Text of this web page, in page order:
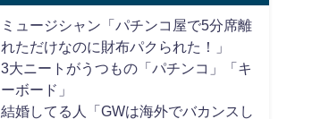
ミュージシャン「パチンコ屋で5分席離
れただけなのに財布パクられた！」
3大ニートがうつもの「パチンコ」「キ
ーボード」
結婚してる人「GWは海外でバカンスし